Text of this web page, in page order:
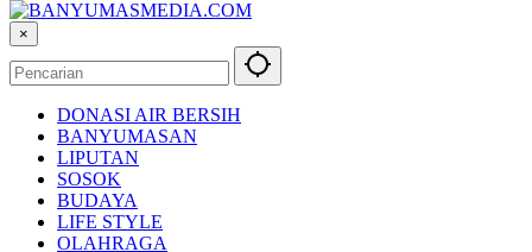
×
DONASI AIR BERSIH
BANYUMASAN
LIPUTAN
SOSOK
BUDAYA
LIFE STYLE
OLAHRAGA